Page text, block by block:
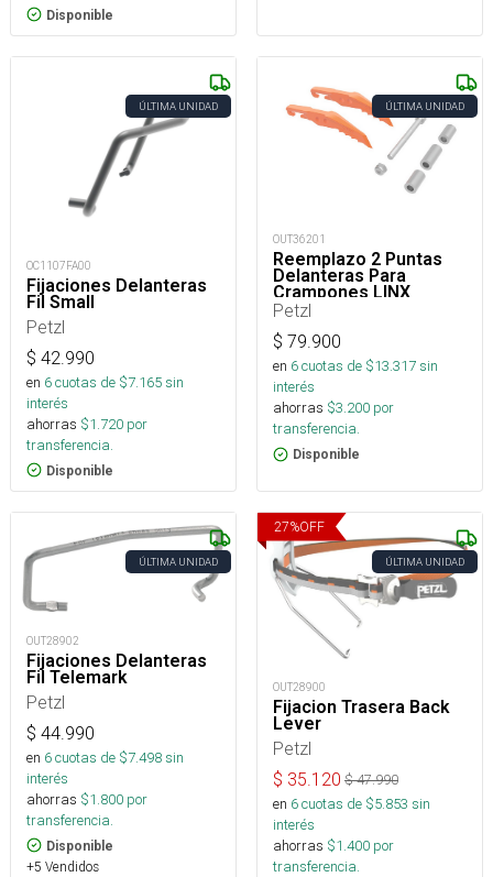
Disponible
ÚLTIMA UNIDAD
OC1107FA00
Fijaciones Delanteras
Fil Small
Petzl
$ 42.990
en 6cuotas de $7.165sin
interés
ahorras $1.720 por
transferencia.
Disponible
ÚLTIMA UNIDAD
OUT36201
Reemplazo 2 Puntas
Delanteras Para
Crampones LINX
Petzl
$ 79.900
en 6cuotas de $13.317sin
interés
ahorras $3.200 por
transferencia.
Disponible
ÚLTIMA UNIDAD
OUT28902
Fijaciones Delanteras
Fil Telemark
Petzl
$ 44.990
en 6cuotas de $7.498sin
interés
ahorras $1.800 por
transferencia.
Disponible
+5 Vendidos
27%OFF
ÚLTIMA UNIDAD
OUT28900
Fijacion Trasera Back
Lever
Petzl
$ 35.120 $47.990
en 6cuotas de $5.853 sin
interés
ahorras $1.400 por
transferencia.